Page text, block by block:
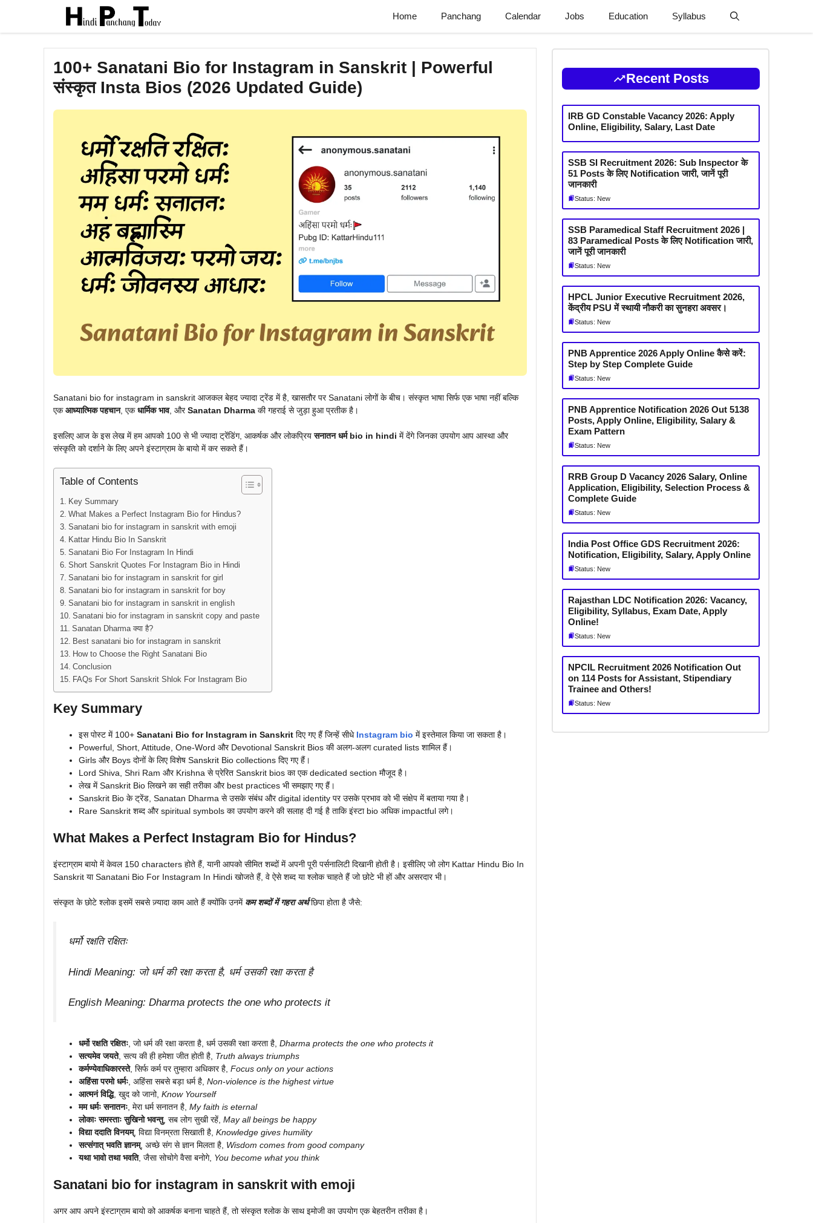
content
Home Panchang Calendar Jobs Education Syllabus
100+ Sanatani Bio for Instagram in Sanskrit | Powerful
संस्कृत Insta Bios (2026 Updated Guide)
Sanatani bio for instagram in sanskrit आजकल बेहद ज्यादा ट्रेंड में है, खासतौर पर Sanatani लोगों के बीच। संस्कृत भाषा सिर्फ एक भाषा नहीं बल्कि
एकआध्यात्मिक पहचान, एकधार्मिक भाव, औरSanatan Dharma की गहराई से जुड़ा हुआ प्रतीक है।
इसलिए आज के इस लेख में हम आपको 100 से भी ज्यादा ट्रेंडिंग, आकर्षक और लोकप्रियसनातन धर्म bio in hindi में देंगे जिनका उपयोग आप आस्था और
संस्कृति को दर्शाने के लिए अपने इंस्टाग्राम के बायो में कर सकते हैं।
Table of Contents
Key Summary
What Makes a Perfect Instagram Bio for Hindus?
Sanatani bio for instagram in sanskrit with emoji
Kattar Hindu Bio In Sanskrit
Sanatani Bio For Instagram In Hindi
Short Sanskrit Quotes For Instagram Bio in Hindi
Sanatani bio for instagram in sanskrit for girl
Sanatani bio for instagram in sanskrit for boy
Sanatani bio for instagram in sanskrit in english
Sanatani bio for instagram in sanskrit copy and paste
Sanatan Dharma क्या है?
Best sanatani bio for instagram in sanskrit
How to Choose the Right Sanatani Bio
Conclusion
FAQs For Short Sanskrit Shlok For Instagram Bio
Key Summary
इस पोस्ट में 100+ Sanatani Bio for Instagram in Sanskrit दिए गए हैं जिन्हें सीधे Instagram bio में इस्तेमाल किया जा सकता है।
Powerful, Short, Attitude, One-Word और Devotional Sanskrit Bios की अलग-अलग curated lists शामिल हैं।
Girls और Boys दोनों के लिए विशेष Sanskrit Bio collections दिए गए हैं।
Lord Shiva, Shri Ram और Krishna से प्रेरित Sanskrit bios का एक dedicated section मौजूद है।
लेख में Sanskrit Bio लिखने का सही तरीका और best practices भी समझाए गए हैं।
Sanskrit Bio के ट्रेंड, Sanatan Dharma से उसके संबंध और digital identity पर उसके प्रभाव को भी संक्षेप में बताया गया है।
Rare Sanskrit शब्द और spiritual symbols का उपयोग करने की सलाह दी गई है ताकि इंस्टा bio अधिक impactful लगे।
What Makes a Perfect Instagram Bio for Hindus?
इंस्टाग्राम बायो में केवल 150 characters होते हैं, यानी आपको सीमित शब्दों में अपनी पूरी पर्सनालिटी दिखानी होती है। इसीलिए जो लोग Kattar Hindu Bio In
Sanskrit या Sanatani Bio For Instagram In Hindi खोजते हैं, वे ऐसे शब्द या श्लोक चाहते हैं जो छोटे भी हों और असरदार भी।
संस्कृत के छोटे श्लोक इसमें सबसे ज़्यादा काम आते हैं क्योंकि उनमें कम शब्दों में गहरा अर्थछिपा होता है जैसे:
धर्मो रक्षति रक्षितः
Hindi Meaning: जो धर्म की रक्षा करता है, धर्म उसकी रक्षा करता है
English Meaning: Dharma protects the one who protects it
धर्मो रक्षति रक्षितः , जो धर्म की रक्षा करता है, धर्म उसकी रक्षा करता है, Dharma protects the one who protects it
सत्यमेव जयते, सत्य की ही हमेशा जीत होती है, Truth always triumphs
कर्मण्येवाधिकारस्ते, सिर्फ कर्म पर तुम्हारा अधिकार है, Focus only on your actions
अहिंसा परमो धर्मः , अहिंसा सबसे बड़ा धर्म है, Non-violence is the highest virtue
आत्मनं विद्धि, खुद को जानो, Know Yourself
मम धर्मः सनातनः , मेरा धर्म सनातन है, My faith is eternal
लोकाः समस्ताः सुखिनो भवन्तु, सब लोग सुखी रहें, May all beings be happy
विद्या ददाति विनयम्, विद्या विनम्रता सिखाती है, Knowledge gives humility
सत्संगात् भवति ज्ञानम्, अच्छे संग से ज्ञान मिलता है, Wisdom comes from good company
यथा भावो तथा भवति, जैसा सोचोगे वैसा बनोगे, You become what you think
Sanatani bio for instagram in sanskrit with emoji
अगर आप अपने इंस्टाग्राम बायो को आकर्षक बनाना चाहते हैं, तो संस्कृत श्लोक के साथ इमोजी का उपयोग एक बेहतरीन तरीका है।
Recent Posts
IRB GD Constable Vacancy 2026: Apply
Online, Eligibility, Salary, Last Date
SSB SI Recruitment 2026: Sub Inspector के
51 Posts के लिए Notification जारी, जानें पूरी
जानकारी
Status: New
SSB Paramedical Staff Recruitment 2026 |
83 Paramedical Posts के लिए Notification जारी,
जानें पूरी जानकारी
Status: New
HPCL Junior Executive Recruitment 2026,
केंद्रीय PSU में स्थायी नौकरी का सुनहरा अवसर।
Status: New
PNB Apprentice 2026 Apply Online कैसे करें:
Step by Step Complete Guide
Status: New
PNB Apprentice Notification 2026 Out 5138
Posts, Apply Online, Eligibility, Salary &
Exam Pattern
Status: New
RRB Group D Vacancy 2026 Salary, Online
Application, Eligibility, Selection Process &
Complete Guide
Status: New
India Post Office GDS Recruitment 2026:
Notification, Eligibility, Salary, Apply Online
Status: New
Rajasthan LDC Notification 2026: Vacancy,
Eligibility, Syllabus, Exam Date, Apply
Online!
Status: New
NPCIL Recruitment 2026 Notification Out
on 114 Posts for Assistant, Stipendiary
Trainee and Others!
Status: New